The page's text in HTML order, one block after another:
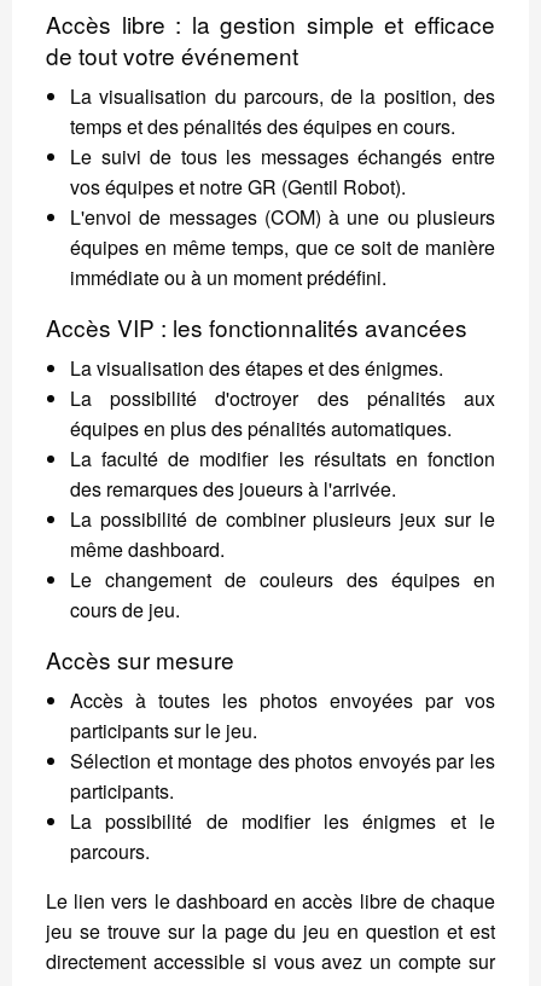
Accès libre : la gestion simple et efficace
de tout votre événement
La visualisation du parcours, de la position, des
temps et des pénalités des équipes en cours.
Le suivi de tous les messages échangés entre
vos équipes et notre GR (Gentil Robot).
L'envoi de messages (COM) à une ou plusieurs
équipes en même temps, que ce soit de manière
immédiate ou à un moment prédéfini.
Accès VIP : les fonctionnalités avancées
La visualisation des étapes et des énigmes.
La possibilité d'octroyer des pénalités aux
équipes en plus des pénalités automatiques.
La faculté de modifier les résultats en fonction
des remarques des joueurs à l'arrivée.
La possibilité de combiner plusieurs jeux sur le
même dashboard.
Le changement de couleurs des équipes en
cours de jeu.
Accès sur mesure
Accès à toutes les photos envoyées par vos
participants sur le jeu.
Sélection et montage des photos envoyés par les
participants.
La possibilité de modifier les énigmes et le
parcours.
Le lien vers le dashboard en accès libre de chaque
jeu se trouve sur la page du jeu en question et est
directement accessible si vous avez un compte sur